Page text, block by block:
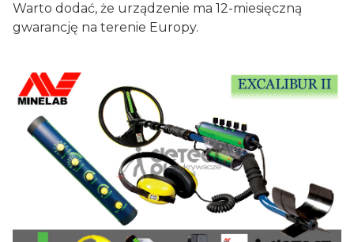
Warto dodać, że urządzenie ma 12-miesięczną
gwarancję na terenie Europy.